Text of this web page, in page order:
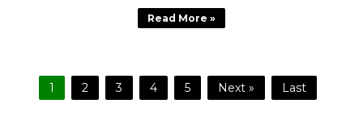
Read More »
1 2 3 4 5 Next » Last